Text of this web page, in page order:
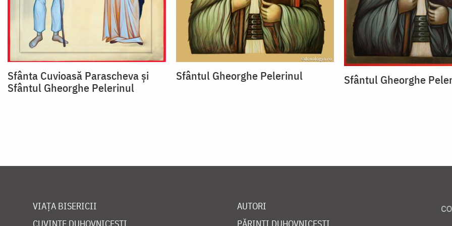
Sfânta Cuvioasă Parascheva și
Sfântul Gheorghe Pelerinul
Sfântul Gheorghe Pelerinul Sfântul Gheorghe
VIAȚA BISERICII
AUTORI